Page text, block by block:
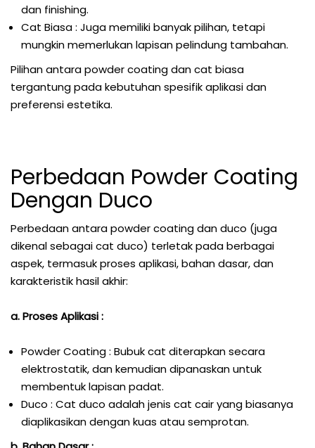
dan finishing.
Cat Biasa : Juga memiliki banyak pilihan, tetapi
mungkin memerlukan lapisan pelindung tambahan.
Pilihan antara powder coating dan cat biasa
tergantung pada kebutuhan spesifik aplikasi dan
preferensi estetika.
Perbedaan Powder Coating
Dengan Duco
Perbedaan antara powder coating dan duco (juga
dikenal sebagai cat duco) terletak pada berbagai
aspek, termasuk proses aplikasi, bahan dasar, dan
karakteristik hasil akhir:
a. Proses Aplikasi :
Powder Coating : Bubuk cat diterapkan secara
elektrostatik, dan kemudian dipanaskan untuk
membentuk lapisan padat.
Duco : Cat duco adalah jenis cat cair yang biasanya
diaplikasikan dengan kuas atau semprotan.